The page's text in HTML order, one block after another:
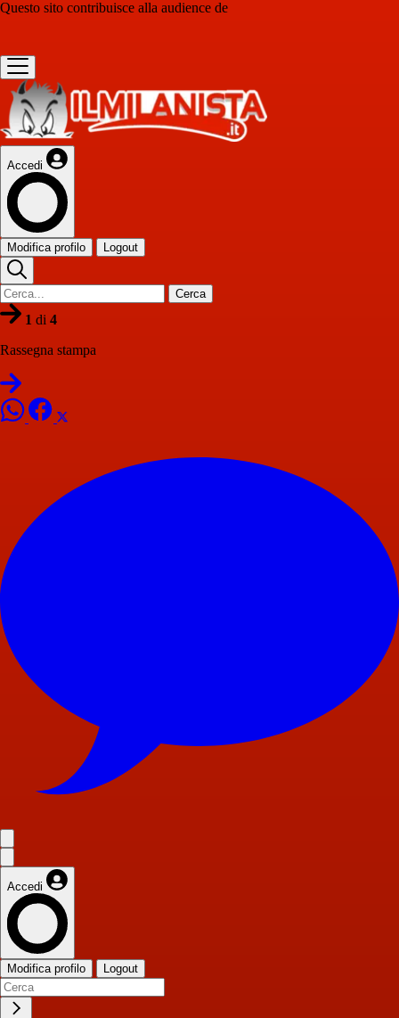
Questo sito contribuisce alla audience de
Accedi
Modifica profilo Logout
Cerca
1 di 4
Rassegna stampa
Accedi
Modifica profilo Logout